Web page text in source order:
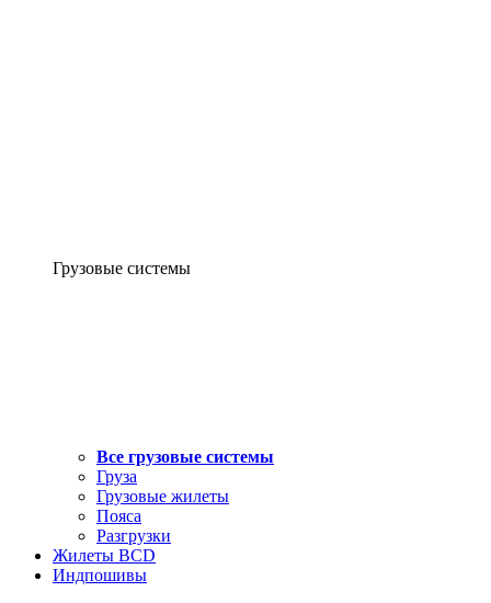
Грузовые системы
Все грузовые системы
Груза
Грузовые жилеты
Пояса
Разгрузки
Жилеты BCD
Индпошивы